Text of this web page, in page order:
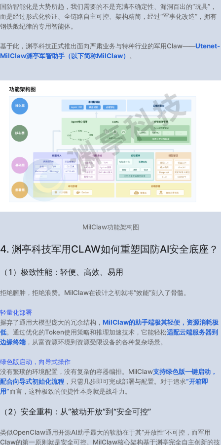
国防智能化是大势所趋，我们需要的不是充满不确定性、漏洞百出的“玩具”，
而是经过形式化验证、全链路自主可控、架构精简，经过“军事化改造”，拥有
钢铁般纪律的专用智能体。
基于此，渊亭科技正式推出面向严肃业务与特种行业的军用Claw——Utenet-
MilClaw渊亭军智助手（以下简称MilClaw） 。
MilClaw功能架构图
4. 渊亭科技军用CLAW如何重塑国防AI安全底座？​
（1）极致性能：轻便、高效、易用​
拒绝臃肿，拒绝浪费。MilClaw在设计之初就将“效能”刻入了骨髓。
轻量化部署
摒弃了通用大模型庞大的冗余结构， MilClaw的助手端极其轻便，资源消耗极
低。通过优化的Token使用策略和推理加速技术，它能轻松适配云端服务器到
边缘终端 ，从富资源环境到资源受限设备的各种复杂场景。
绿色版启动，向导式操作
没有繁琐的环境配置，没有复杂的容器编排。MilClaw支持绿色版一键启动，
配合向导式初始化流程 ，只需几步即可完成部署与配置。对于追求“开箱即
用”而言，这种极致的便捷性本身就是战斗力。
（2）安全重构：从“被动开放”到“安全可控”​
类似OpenClaw通用开源AI助手最大的软肋在于其“开放性”不可控，而军用
Claw的第一原则就是安全可控。MilClaw核心架构基于渊亭完全自主创新的技